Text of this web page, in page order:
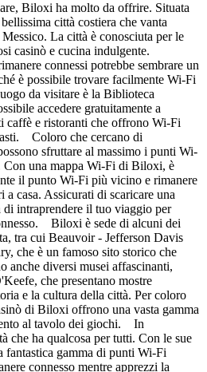
Biloxi ha molto da offrire. Situata
città costiera che vanta
La città è conosciuta per le
casinò e cucina indulgente.
connessi potrebbe sembrare un
è possibile trovare facilmente Wi-Fi
da visitare è la Biblioteca
accedere gratuitamente a
caffè e ristoranti che offrono Wi-Fi
Coloro che cercano di
sfruttare al massimo i punti Wi-
una mappa Wi-Fi di Biloxi, è
il punto Wi-Fi più vicino e rimanere
casa. Assicurati di scaricare una
intraprendere il tuo viaggio per
Biloxi è sede di alcuni dei
tra cui Beauvoir - Jefferson Davis
che è un famoso sito storico che
anche diversi musei affascinanti,
che presentano mostre
e la cultura della città. Per coloro
di Biloxi offrono una vasta gamma
al tavolo dei giochi. In
che ha qualcosa per tutti. Con le sue
fantastica gamma di punti Wi-Fi
connesso mentre apprezzi la